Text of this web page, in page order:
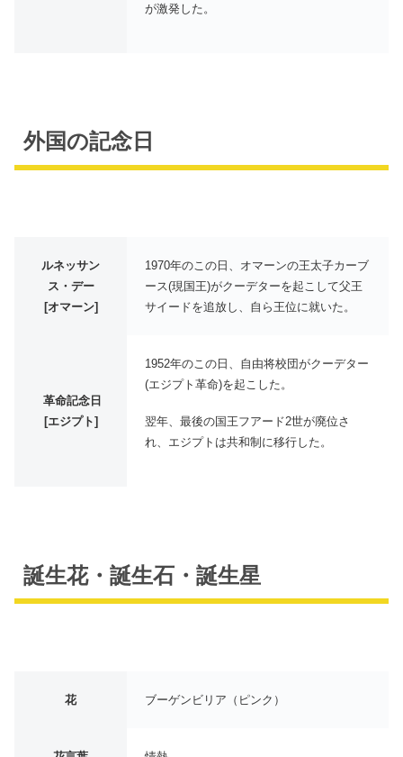
が激発した。
外国の記念日
ルネッサン
ス・デー
[オマーン]
1970年のこの日、オマーンの王太子カーブ
ース(現国王)がクーデターを起こして父王
サイードを追放し、自ら王位に就いた。
革命記念日
[エジプト]
1952年のこの日、自由将校団がクーデター
(エジプト革命)を起こした。
翌年、最後の国王フアード2世が廃位さ
れ、エジプトは共和制に移行した。
誕生花・誕生石・誕生星
花 ブーゲンビリア（ピンク）